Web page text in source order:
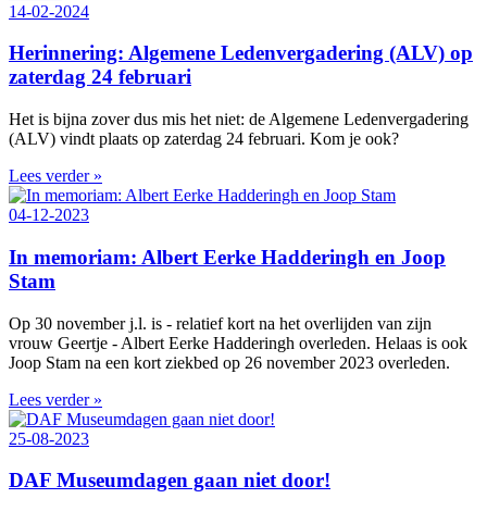
14-02-2024
Herinnering: Algemene Ledenvergadering (ALV) op
zaterdag 24 februari
Het is bijna zover dus mis het niet: de Algemene Ledenvergadering
(ALV) vindt plaats op zaterdag 24 februari. Kom je ook?
Lees verder »
04-12-2023
In memoriam: Albert Eerke Hadderingh en Joop
Stam
Op 30 november j.l. is - relatief kort na het overlijden van zijn
vrouw Geertje - Albert Eerke Hadderingh overleden. Helaas is ook
Joop Stam na een kort ziekbed op 26 november 2023 overleden.
Lees verder »
25-08-2023
DAF Museumdagen gaan niet door!